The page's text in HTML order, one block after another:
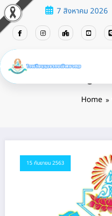
7 สิงหาคม 2026
Home
15 กันยายน 2563